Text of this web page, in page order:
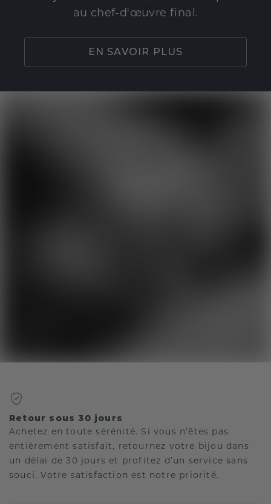
au chef-d'œuvre final.
EN SAVOIR PLUS
Retour sous 30 jours
Achetez en toute sérénité. Si vous n’êtes pas
entièrement satisfait, retournez votre bijou dans
un délai de 30 jours et profitez d’un service sans
souci. Votre satisfaction est notre priorité.